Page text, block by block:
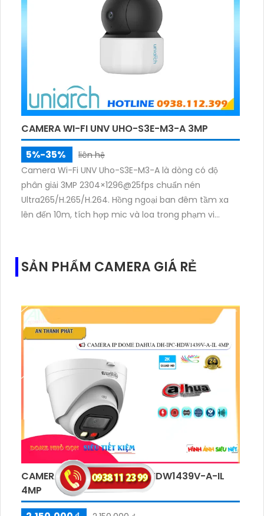
CAMERA WI-FI UNV UHO-S3E-M3-A 3MP
5%-35%
liên hệ
Camera Wi-Fi UNV Uho-S3E-M3-A là dòng có độ
phân giải 3MP 2304×1296@25fps chuẩn nén
Ultra265/H.265/H.264. Hồng ngoại ban đêm tầm xa
lên đến 10m, tích hợp mic và loa trong phạm vi
SẢN PHẨM CAMERA GIÁ RẺ
CAMERA IP DAHUA DH-IPC-HDW1439V-A-IL
4MP